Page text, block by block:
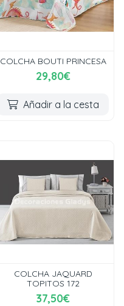
COLCHA BOUTI PRINCESA
29,80€
Añadir a la cesta
COLCHA JAQUARD
TOPITOS 172
37,50€